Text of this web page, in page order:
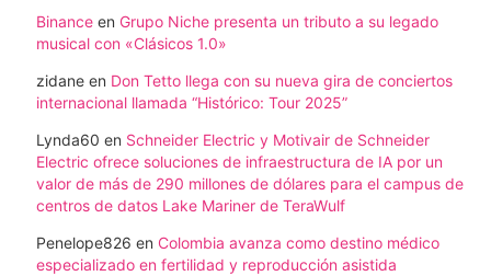
Binance en Grupo Niche presenta un tributo a su legado
musical con «Clásicos 1.0»
zidane en Don Tetto llega con su nueva gira de conciertos
internacional llamada “Histórico: Tour 2025”
Lynda60 en Schneider Electric y Motivair de Schneider
Electric ofrece soluciones de infraestructura de IA por un
valor de más de 290 millones de dólares para el campus de
centros de datos Lake Mariner de TeraWulf
Penelope826 en Colombia avanza como destino médico
especializado en fertilidad y reproducción asistida